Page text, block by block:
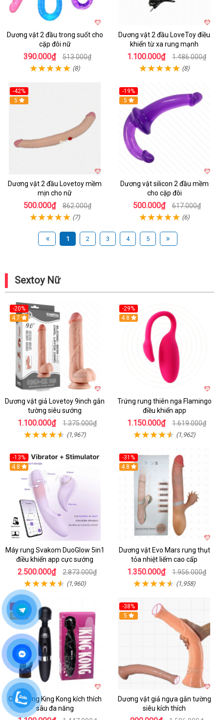
Dương vật 2 đầu trong suốt cho
cặp đôi nữ
390.000₫ 513.000₫
(8)
Dương vật 2 đầu LoveToy điều
khiển từ xa rung mạnh
1.100.000₫ 1.486.000₫
(8)
-42%
Hot
5
Dương vật 2 đầu Lovetoy mềm
mịn cho nữ
500.000₫ 862.000₫
(7)
-19%
Hot
5
Dương vật silicon 2 đầu mềm
cho cặp đôi
500.000₫ 617.000₫
(6)
1 2 3 4 5
Sextoy Nữ
-20%
Hot
4.7
Dương vật giả Lovetoy 9inch gắn
tường siêu sướng
1.100.000₫ 1.375.000₫
(1,967)
-29%
Hot
4.8
Trứng rung thiên nga Flamingo
điều khiển app
1.150.000₫ 1.619.000₫
(1,962)
-13%
4.8
Máy rung Svakom DuoGlow 5in1
điều khiển app cực sướng
2.500.000₫ 2.873.000₫
(1,960)
-31%
4.8
Dương vật Evo Mars rung thụt
tỏa nhiệt liếm cao cấp
1.350.000₫ 1.956.000₫
(1,958)
-24%
4.6
Chày rung King Kong kích thích
sâu đa năng
-38%
Hot
5
Dương vật giả ngựa gắn tường
siêu kích thích